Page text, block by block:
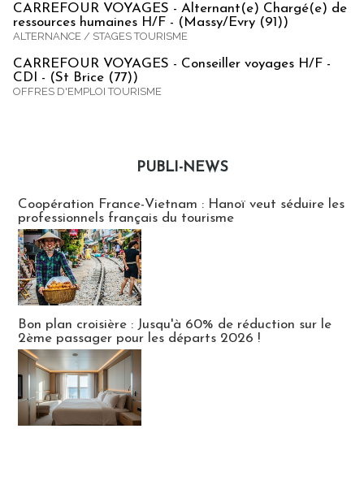
CARREFOUR VOYAGES - Alternant(e) Chargé(e) de
ressources humaines H/F - (Massy/Evry (91))
ALTERNANCE / STAGES TOURISME
CARREFOUR VOYAGES - Conseiller voyages H/F -
CDI - (St Brice (77))
OFFRES D'EMPLOI TOURISME
PUBLI-NEWS
Coopération France-Vietnam : Hanoï veut séduire les
professionnels français du tourisme
Bon plan croisière : Jusqu'à 60% de réduction sur le
2ème passager pour les départs 2026 !